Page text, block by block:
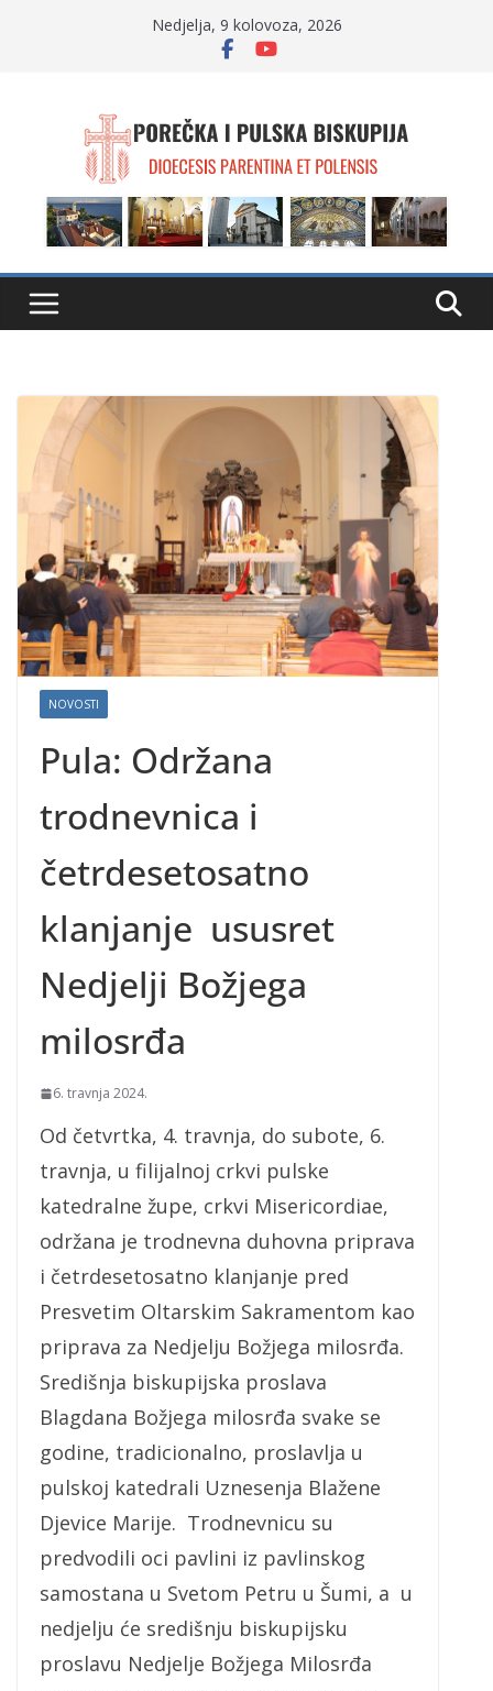
Nedjelja, 9 kolovoza, 2026
NOVOSTI
Pula: Održana
trodnevnica i
četrdesetosatno
klanjanje ususret
Nedjelji Božjega
milosrđa
6. travnja 2024.
Od četvrtka, 4. travnja, do subote, 6.
travnja, u filijalnoj crkvi pulske
katedralne župe, crkvi Misericordiae,
održana je trodnevna duhovna priprava
i četrdesetosatno klanjanje pred
Presvetim Oltarskim Sakramentom kao
priprava za Nedjelju Božjega milosrđa.
Središnja biskupijska proslava
Blagdana Božjega milosrđa svake se
godine, tradicionalno, proslavlja u
pulskoj katedrali Uznesenja Blažene
Djevice Marije. Trodnevnicu su
predvodili oci pavlini iz pavlinskog
samostana u Svetom Petru u Šumi, a u
nedjelju će središnju biskupijsku
proslavu Nedjelje Božjega Milosrđa